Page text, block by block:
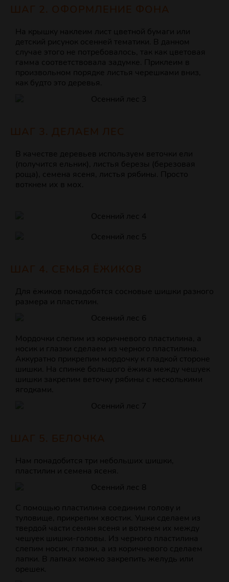
ШАГ 2. ОФОРМЛЕНИЕ ФОНА
На крышку наклеим лист цветной бумаги или
детский рисунок осенней тематики. В данном
случае этого не потребовалось, так как цветовая
гамма соответствовала задумке. Приклеим в
произвольном порядке листья черешками вниз,
как будто это деревья.
ШАГ 3. ДЕЛАЕМ ЛЕС
В качестве деревьев используем веточки ели
(получится ельник), листья березы (березовая
роща), семена ясеня, листья рябины. Просто
воткнем их в мох.
ШАГ 4. СЕМЬЯ ЁЖИКОВ
Для ёжиков понадобятся сосновые шишки разного
размера и пластилин.
Мордочки слепим из коричневого пластилина, а
носик и глазки сделаем из черного пластилина.
Аккуратно прикрепим мордочку к гладкой стороне
шишки. На спинке большого ёжика между чешуек
шишки закрепим веточку рябины с несколькими
ягодками.
ШАГ 5. БЕЛОЧКА
Нам понадобится три небольших шишки,
пластилин и семена ясеня.
С помощью пластилина соединим голову и
туловище, прикрепим хвостик. Ушки сделаем из
твердой части семян ясеня и воткнем их между
чешуек шишки-головы. Из черного пластилина
слепим носик, глазки, а из коричневого сделаем
лапки. В лапках можно закрепить желудь или
орешек.